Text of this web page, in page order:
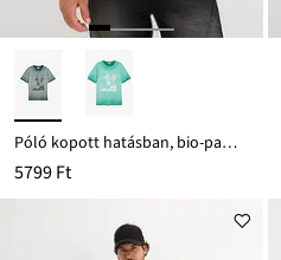
Póló kopott hatásban, bio-pamutból
5799 Ft